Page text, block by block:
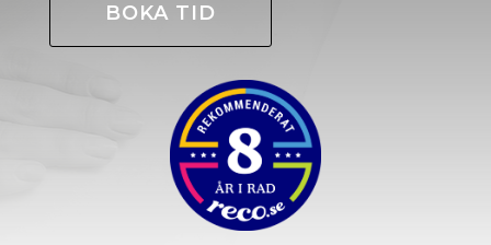
BOKA TID